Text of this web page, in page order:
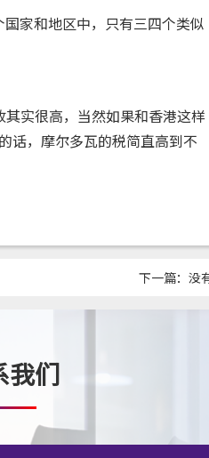
家和地区中，只有三四个类似
实很高，当然如果和香港这样
话，摩尔多瓦的税简直高到不
下一篇：没
我们